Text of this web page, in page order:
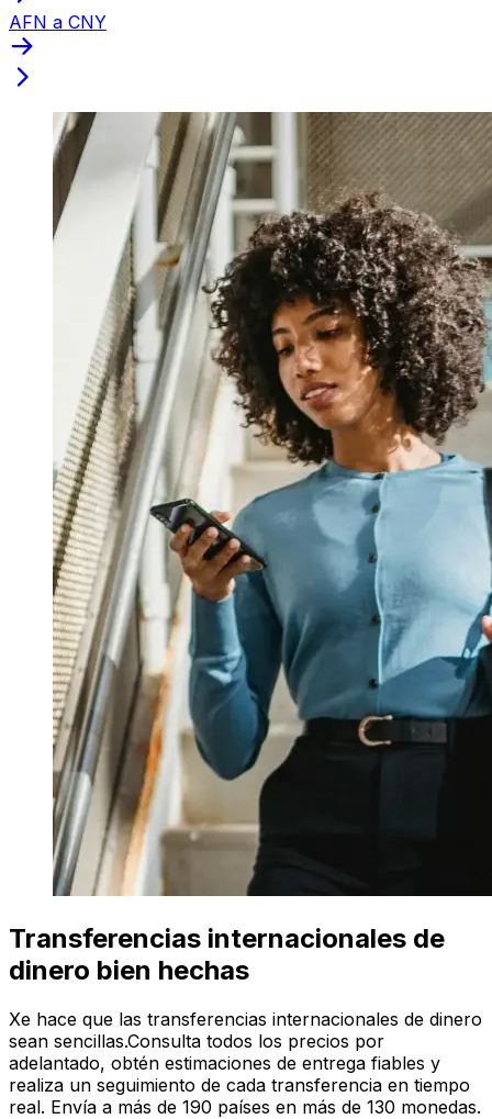
AFN a CNY
Transferencias internacionales de
dinero bien hechas
Xe hace que las transferencias internacionales de dinero
sean sencillas.Consulta todos los precios por
adelantado, obtén estimaciones de entrega fiables y
realiza un seguimiento de cada transferencia en tiempo
real. Envía a más de 190 países en más de 130 monedas.